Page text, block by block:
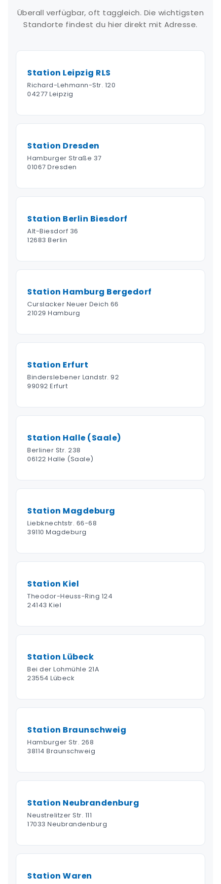
Überall verfügbar, oft taggleich. Die wichtigsten
Standorte findest du hier direkt mit Adresse.
Station Leipzig RLS
Richard-Lehmann-Str. 120
04277 Leipzig
Station Dresden
Hamburger Straße 37
01067 Dresden
Station Berlin Biesdorf
Alt-Biesdorf 36
12683 Berlin
Station Hamburg Bergedorf
Curslacker Neuer Deich 66
21029 Hamburg
Station Erfurt
Binderslebener Landstr. 92
99092 Erfurt
Station Halle (Saale)
Berliner Str. 238
06122 Halle (Saale)
Station Magdeburg
Liebknechtstr. 66-68
39110 Magdeburg
Station Kiel
Theodor-Heuss-Ring 124
24143 Kiel
Station Lübeck
Bei der Lohmühle 21A
23554 Lübeck
Station Braunschweig
Hamburger Str. 268
38114 Braunschweig
Station Neubrandenburg
Neustrelitzer Str. 111
17033 Neubrandenburg
Station Waren